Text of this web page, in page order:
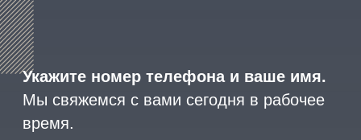
2023 © ARMET GROUP